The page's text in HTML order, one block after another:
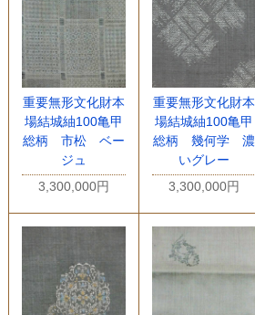
重要無形文化財本
場結城紬100亀甲
総柄 市松 ベー
ジュ
3,300,000円
重要無形文化財本
場結城紬100亀甲
総柄 幾何学 濃
いグレー
3,300,000円